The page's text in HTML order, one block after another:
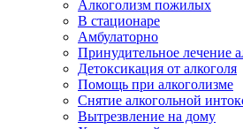
Алкоголизм пожилых
В стационаре
Амбулаторно
Принудительное лечение
Детоксикация от алкоголя
Помощь при алкоголизме
Снятие алкогольной
Вытрезвление на дому